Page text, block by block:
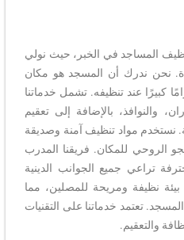
المساجد في الخبر، حيث نولي
نحن ندرك أن المسجد هو مكان
كبيرًا عند تنظيفه. تشمل خدماتنا
والنوافذ، بالإضافة إلى تعقيم
نستخدم مواد تنظيف آمنة وصديقة
الروحي للمكان. فريقنا المدرب
تراعي جميع الجوانب الدينية
نظيفة ومريحة للمصلين، مما
تعتمد خدماتنا على التقنيات
والتعقيم.